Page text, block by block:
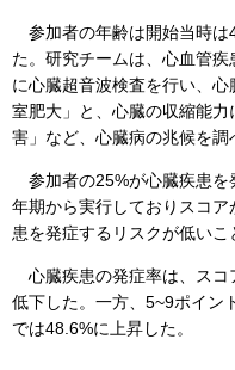
参加者の年齢は開始当時は
た。研究チームは、心血管
に心臓超音波検査を行い、
室肥大」と、心臓の収縮能
害」など、心臓病の兆候を調
参加者の25%が心臓疾患を
年期から実行しておりスコ
患を発症するリスクが低いこ
心臓疾患の発症率は、スコ
低下した。一方、5~9ポイン
では48.6%に上昇した。